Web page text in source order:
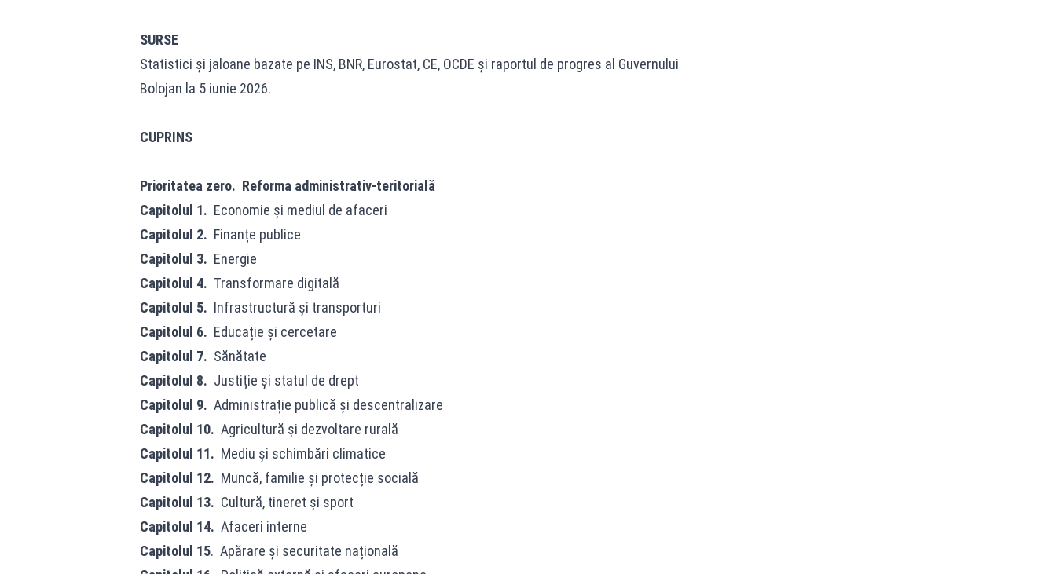
SURSE
Statistici și jaloane bazate pe INS, BNR, Eurostat, CE, OCDE și raportul de progres al Guvernului
Bolojan la 5 iunie 2026.
CUPRINS
Prioritatea zero. Reforma administrativ-teritorială
Capitolul 1. Economie și mediul de afaceri
Capitolul 2. Finanțe publice
Capitolul 3. Energie
Capitolul 4. Transformare digitală
Capitolul 5. Infrastructură și transporturi
Capitolul 6. Educație și cercetare
Capitolul 7. Sănătate
Capitolul 8. Justiție și statul de drept
Capitolul 9. Administrație publică și descentralizare
Capitolul 10. Agricultură și dezvoltare rurală
Capitolul 11. Mediu și schimbări climatice
Capitolul 12. Muncă, familie și protecție socială
Capitolul 13. Cultură, tineret și sport
Capitolul 14. Afaceri interne
Capitolul 15. Apărare și securitate națională